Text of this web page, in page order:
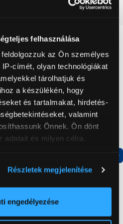
felhasználása
feldolgozzuk az Ön személyes
címét, olyan technológiákat
tárolhatjuk és
a készülékén, hogy
és tartalmakat, hirdetés-
valamint
Önnek. Ön dönt
adatait és milyen célra.
méteres pontossággal
beazonosítása annak konkrét
Részletek megjelenítése
engedélyezése
ajánljuk
Asus ROG Strix 1200